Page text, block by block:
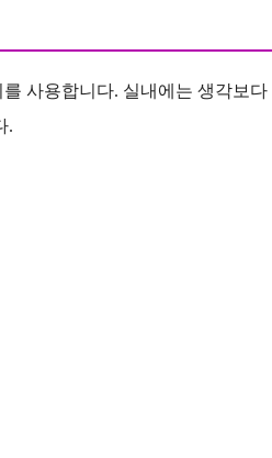
사용합니다. 실내에는 생각보
.